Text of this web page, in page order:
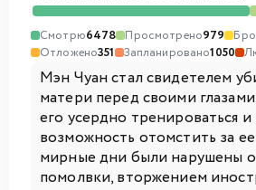
Смотрю6478 Просмотрено979
Отложено351 Запланировано1050
Мэн Чуан стал свидетелем
матери перед своими
его усердно тренироваться и
возможность отомстить за
мирные дни были нарушены
помолвки, вторжением